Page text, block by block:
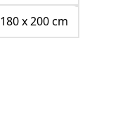
180 x 200 cm